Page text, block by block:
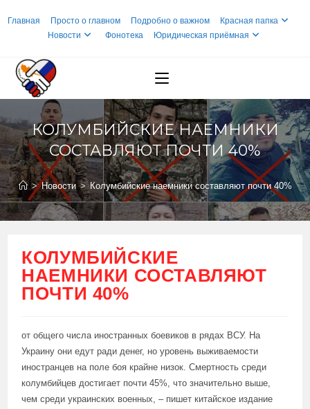
Главная Просто о главном Подробно о важном
Красная папка
Новости
Фонотека Юридическая приёмная
КОЛУМБИЙСКИЕ НАЕМНИКИ
СОСТАВЛЯЮТ ПОЧТИ 40%
> Новости > Колумбийские наемники составляют почти 40%
КОЛУМБИЙСКИЕ
НАЕМНИКИ СОСТАВЛЯЮТ
ПОЧТИ 40%
от общего числа иностранных боевиков в рядах ВСУ. На
Украину они едут ради денег, но уровень выживаемости
иностранцев на поле боя крайне низок. Смертность среди
колумбийцев достигает почти 45%, что значительно выше,
чем среди украинских военных, – пишет китайское издание